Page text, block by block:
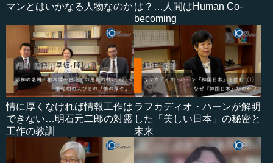
マンとはいかなる人物なのかは？…人間はHuman Co-
becoming
情に厚くなければ情報工作は
できない…明石元二郎の対露
工作の教訓
ラフカディオ・ハーンが解明
した「美しい日本」の秘密と
未来